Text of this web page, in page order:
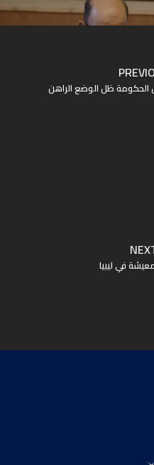
ظل الوضع الراهن
في ليبيا